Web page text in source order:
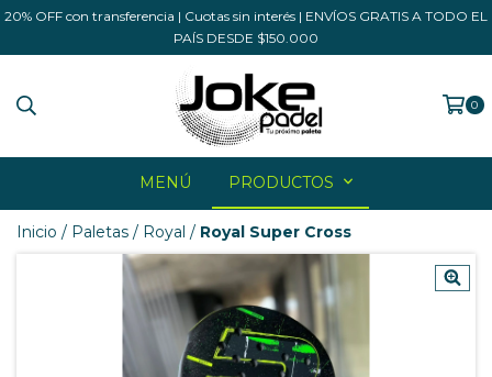
20% OFF con transferencia | Cuotas sin interés | ENVÍOS GRATIS A TODO EL
PAÍS DESDE $150.000
0
MENÚ PRODUCTOS
Inicio / Paletas / Royal / Royal Super Cross